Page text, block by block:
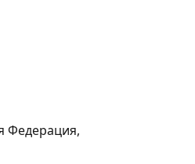
Федерация,